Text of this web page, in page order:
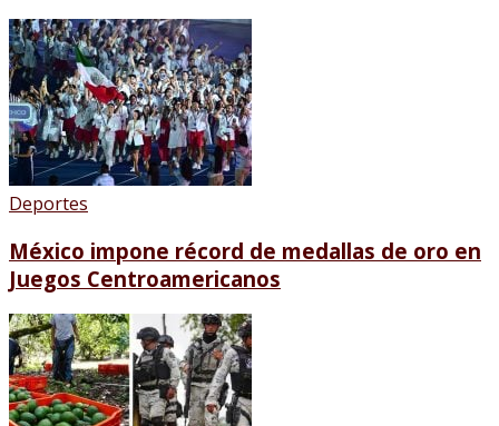
Deportes
México impone récord de medallas de oro en
Juegos Centroamericanos